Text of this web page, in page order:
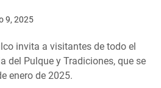
9, 2025
invita a visitantes de todo el
del Pulque y Tradiciones, que se
enero de 2025.